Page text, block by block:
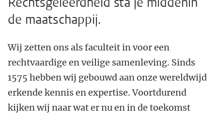
de maatschappij.
Wij zetten ons als faculteit in voor een
rechtvaardige en veilige samenleving. Sinds
1575 hebben wij gebouwd aan onze wereldwijd
erkende kennis en expertise. Voortdurend
kijken wij naar wat er nu en in de toekomst